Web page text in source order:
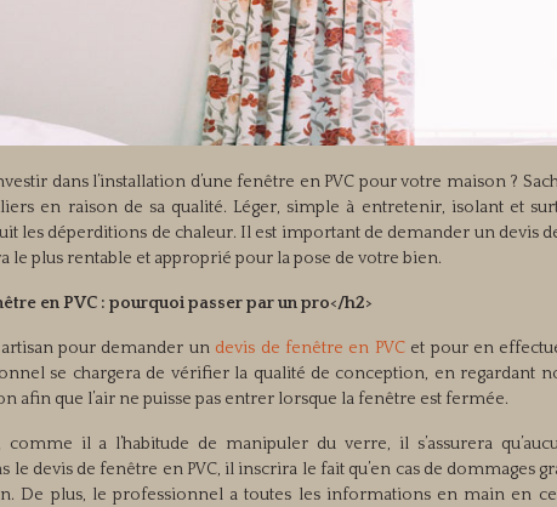
dans l’installation d’une fenêtre en PVC pour votre maison ?
en raison de sa qualité. Léger, simple à entretenir, isolant et
les déperditions de chaleur. Il est important de demander un devis
le plus rentable et approprié pour la pose de votre bien.
en PVC : pourquoi passer par un pro</h2>
pour demander un devis de fenêtre en PVCet pour en
se chargera de vérifier la qualité de conception, en regardant
afin que l’air ne puisse pas entrer lorsque la fenêtre est fermée.
comme il a l’habitude de manipuler du verre, il s’assurera
le devis de fenêtre en PVC, il inscrira le fait qu’en cas de dommages
De plus, le professionnel a toutes les informations en main en